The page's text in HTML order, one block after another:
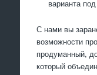
варианта
С нами вы
возможности
продуманный,
который